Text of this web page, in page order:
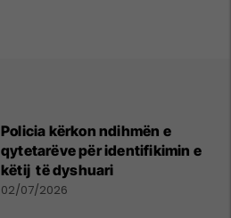
Policia kërkon ndihmën e
qytetarëve për identifikimin e
këtij të dyshuari
02/07/2026